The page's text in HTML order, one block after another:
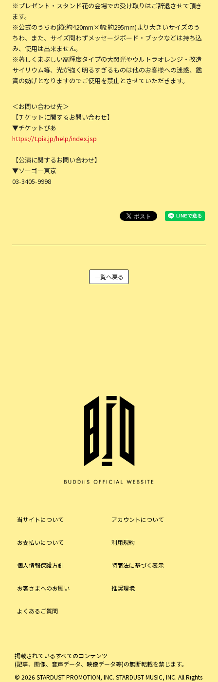
※プレゼント・スタンド花の会場での受け取りはご辞退させて頂き
ます。
※公式のうちわ(縦:約420mm×幅:約295mm)より大きいサイズのう
ちわ、また、サイズ問わずメッセージボード・ブックなどは持ち込
み、使用は出来ません。
※著しくまぶしい高輝度タイプの大閃光やウルトラオレンジ・改造
サイリウム等、光が強く明るすぎるものは他のお客様への迷惑、鑑
賞の妨げとなりますのでご使用を禁止とさせていただきます。
＜お問い合わせ先＞
【チケットに関するお問い合わせ】
▼チケットぴあ
https://t.pia.jp/help/index.jsp
【公演に関するお問い合わせ】
▼ソーゴー東京
03-3405-9998
一覧へ戻る
当サイトについて アカウントについて
お支払いについて 利用規約
個人情報保護方針 特商法に基づく表示
お客さまへのお願い 推奨環境
よくあるご質問
掲載されているすべてのコンテンツ
(記事、画像、音声データ、映像データ等)の無断転載を禁じます。
© 2026 STARDUST PROMOTION, INC. STARDUST MUSIC, INC. All Rights